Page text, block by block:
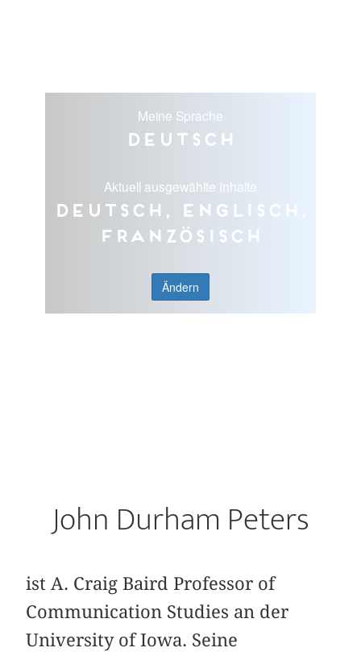
Meine Sprache
Deutsch
Aktuell ausgewählte Inhalte
Deutsch, Englisch,
Französisch
Ändern
John Durham Peters
ist A. Craig Baird Professor of
Communication Studies an der
University of Iowa. Seine